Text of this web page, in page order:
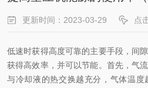
更新时间：2023-03-29 点
低速时获得高度可靠的主要手段，间
获得高效率，并可以节能。首先，气
与冷却液的热交换越充分，气体温